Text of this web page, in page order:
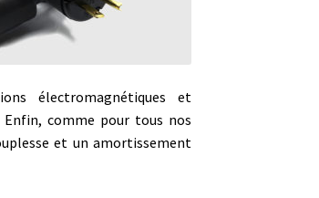
électromagnétiques et
Enfin, comme pour tous nos
et un amortissement